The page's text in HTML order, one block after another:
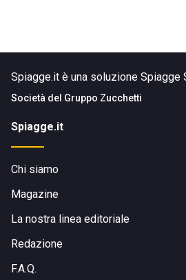
Spiagge.it è una soluzione Spiagge
Società del Gruppo Zucchetti
Spiagge.it
Chi siamo
Magazine
La nostra linea editoriale
Redazione
F.A.Q.